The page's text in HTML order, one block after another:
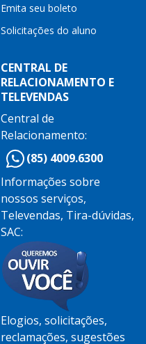
Emita seu boleto
Solicitações do aluno
CENTRAL DE
RELACIONAMENTO E
TELEVENDAS
Central de
Relacionamento:
(85) 4009.6300
Informações sobre
nossos serviços,
Televendas, Tira-dúvidas,
SAC:
Elogios, solicitações,
reclamações, sugestões